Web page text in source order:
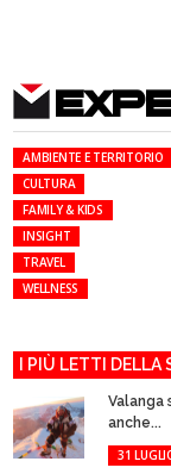
AMBIENTE E TERRITORIO
CULTURA
FAMILY & KIDS
INSIGHT
TRAVEL
WELLNESS
I PIÙ LETTI
Valanga
anche...
31